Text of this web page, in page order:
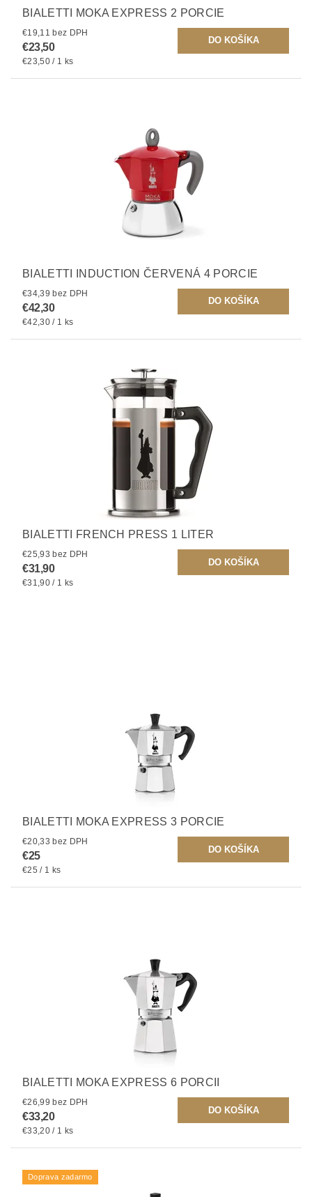
BIALETTI MOKA EXPRESS 2 PORCIE
€19,11 bez DPH
€23,50
€23,50 / 1 ks
BIALETTI INDUCTION ČERVENÁ 4 PORCIE
€34,39 bez DPH
€42,30
€42,30 / 1 ks
BIALETTI FRENCH PRESS 1 LITER
€25,93 bez DPH
€31,90
€31,90 / 1 ks
BIALETTI MOKA EXPRESS 3 PORCIE
€20,33 bez DPH
€25
€25 / 1 ks
BIALETTI MOKA EXPRESS 6 PORCII
€26,99 bez DPH
€33,20
€33,20 / 1 ks
Doprava zadarmo